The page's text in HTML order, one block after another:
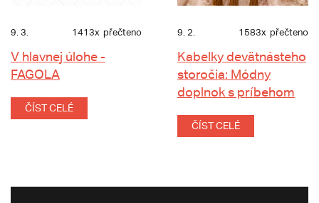
9. 3. 1413x přečteno
V hlavnej úlohe -
FAGOLA
ČÍST CELÉ
9. 2. 1583x přečteno
Kabelky devätnásteho
storočia: Módny
doplnok s príbehom
ČÍST CELÉ